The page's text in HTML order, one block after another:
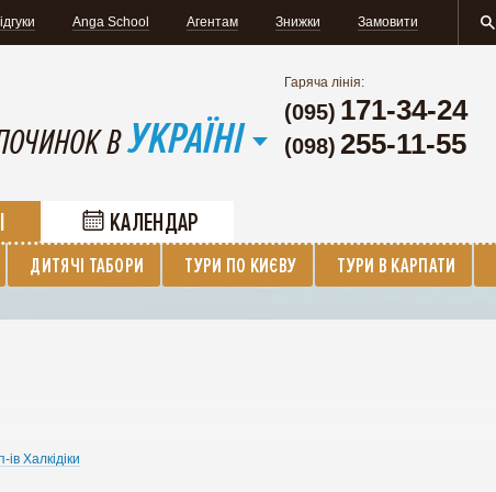
Anga School Агентам Знижки Замовити
В УКРАЇНІ
Гаряча лінія:
(095) 171-34-24
(098) 255-11-55
КАЛЕНДАР
ДИТЯЧІ ТАБОРИ ТУРИ ПО КИЄВУ ТУРИ В КАРПАТИ
ів Халкідіки